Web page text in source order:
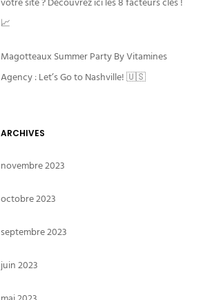
📈
Magotteaux Summer Party By Vitamines
Agency : Let’s Go to Nashville! 🇺🇸
ARCHIVES
novembre 2023
octobre 2023
septembre 2023
juin 2023